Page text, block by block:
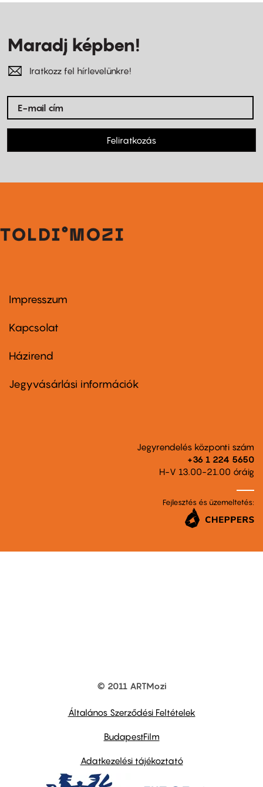
Maradj képben!
Iratkozz fel hírlevelünkre!
Feliratkozás
Footer
first
Impresszum
Kapcsolat
Footer
second
Házirend
Jegyvásárlási információk
Jegyrendelés központi szám
+36 1 224 5650
H-V 13.00-21.00 óráig
Fejlesztés és üzemeltetés:
© 2011 ARTMozi
Általános Szerződési Feltételek
BudapestFilm
Adatkezelési tájékoztató